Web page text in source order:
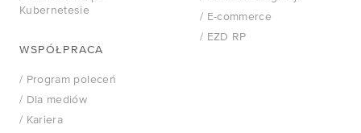
Kubernetesie
WSPÓŁPRACA
/ Program poleceń
/ Dla mediów
/ Kariera
/ E-commerce
/ EZD RP